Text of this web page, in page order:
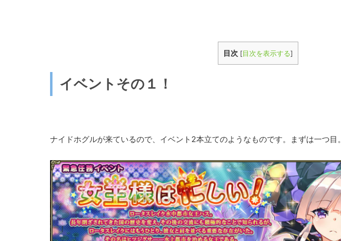
目次 [目次を表示する]
イベントその１！
ナイドホグルが来ているので、イベント2本立てのようなものです。まずは一つ目。